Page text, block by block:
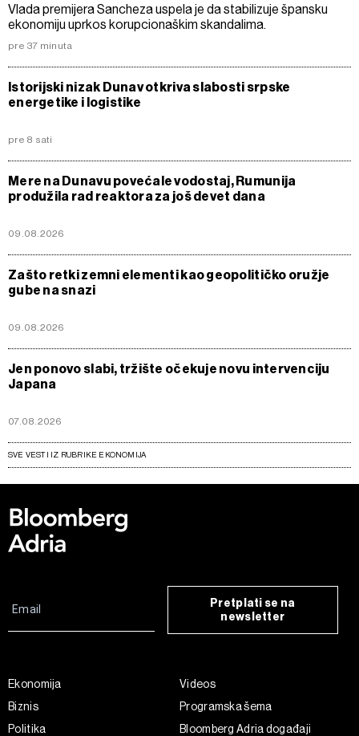
Vlada premijera Sancheza uspela je da stabilizuje špansku
ekonomiju uprkos korupcionaškim skandalima.
pre 37 minuta
Istorijski nizak Dunav otkriva slabosti srpske
energetike i logistike
pre 8 sati
Mere na Dunavu povećale vodostaj, Rumunija
produžila rad reaktora za još devet dana
09.08.2026
Zašto retki zemni elementi kao geopolitičko oružje
gube na snazi
09.08.2026
Jen ponovo slabi, tržište očekuje novu intervenciju
Japana
07.08.2026
SVE VESTI IZ RUBRIKE EKONOMIJA
Pretplati se na
newsletter
Ekonomija
Biznis
Politika
Videos
Programska šema
Bloomberg Adria događaji